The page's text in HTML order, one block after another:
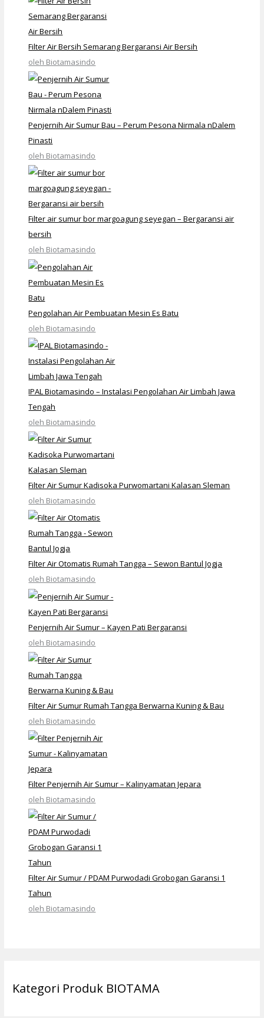
Filter Air Bersih Semarang Bergaransi Air Bersih
oleh Biotamasindo
Penjernih Air Sumur Bau – Perum Pesona Nirmala nDalem
Pinasti
oleh Biotamasindo
Filter air sumur bor margoagung seyegan – Bergaransi air
bersih
oleh Biotamasindo
Pengolahan Air Pembuatan Mesin Es Batu
oleh Biotamasindo
IPAL Biotamasindo – Instalasi Pengolahan Air Limbah Jawa
Tengah
oleh Biotamasindo
Filter Air Sumur Kadisoka Purwomartani Kalasan Sleman
oleh Biotamasindo
Filter Air Otomatis Rumah Tangga – Sewon Bantul Jogja
oleh Biotamasindo
Penjernih Air Sumur – Kayen Pati Bergaransi
oleh Biotamasindo
Filter Air Sumur Rumah Tangga Berwarna Kuning & Bau
oleh Biotamasindo
Filter Penjernih Air Sumur – Kalinyamatan Jepara
oleh Biotamasindo
Filter Air Sumur / PDAM Purwodadi Grobogan Garansi 1
Tahun
oleh Biotamasindo
Kategori Produk BIOTAMA